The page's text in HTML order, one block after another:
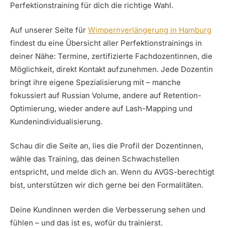
Perfektionstraining für dich die richtige Wahl.
Auf unserer Seite für Wimpernverlängerung in Hamburg
findest du eine Übersicht aller Perfektionstrainings in
deiner Nähe: Termine, zertifizierte Fachdozentinnen, die
Möglichkeit, direkt Kontakt aufzunehmen. Jede Dozentin
bringt ihre eigene Spezialisierung mit – manche
fokussiert auf Russian Volume, andere auf Retention-
Optimierung, wieder andere auf Lash-Mapping und
Kundenindividualisierung.
Schau dir die Seite an, lies die Profil der Dozentinnen,
wähle das Training, das deinen Schwachstellen
entspricht, und melde dich an. Wenn du AVGS-berechtigt
bist, unterstützen wir dich gerne bei den Formalitäten.
Deine Kundinnen werden die Verbesserung sehen und
fühlen – und das ist es, wofür du trainierst.